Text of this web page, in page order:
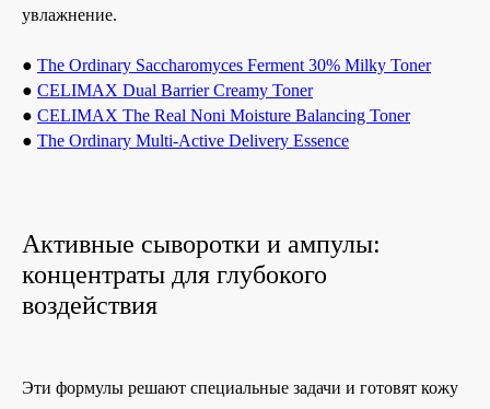
увлажнение.
● The Ordinary Saccharomyces Ferment 30% Milky Toner
● CELIMAX Dual Barrier Creamy Toner
● CELIMAX The Real Noni Moisture Balancing Toner
● The Ordinary Multi-Active Delivery Essence
Активные сыворотки и ампулы:
концентраты для глубокого
воздействия
Эти формулы решают специальные задачи и готовят кожу